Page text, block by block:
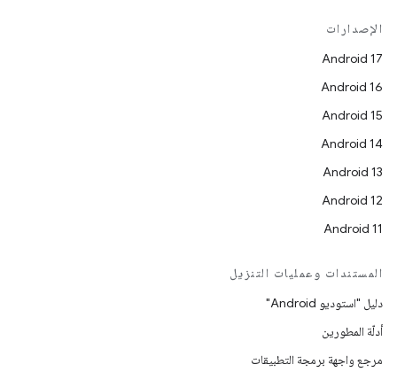
الإصدارات
Android 17
Android 16
Android 15
Android 14
Android 13
Android 12
Android 11
المستندات وعمليات التنزيل
دليل "استوديو Android"
أدلّة المطورين
مرجع واجهة برمجة التطبيقات